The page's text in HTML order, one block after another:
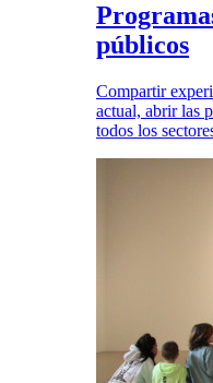
públicos
Compartir
actual, abrir las
todos los